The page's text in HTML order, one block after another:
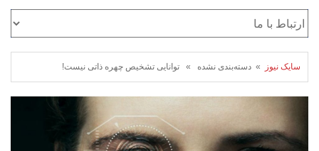
سایک نیوز » دسته‌بندی نشده » توانایی تشخیص چهره ذاتی نیست!